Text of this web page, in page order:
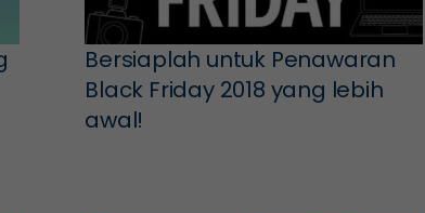
Bersiaplah untuk Penawaran
Black Friday 2018 yang lebih
awal!